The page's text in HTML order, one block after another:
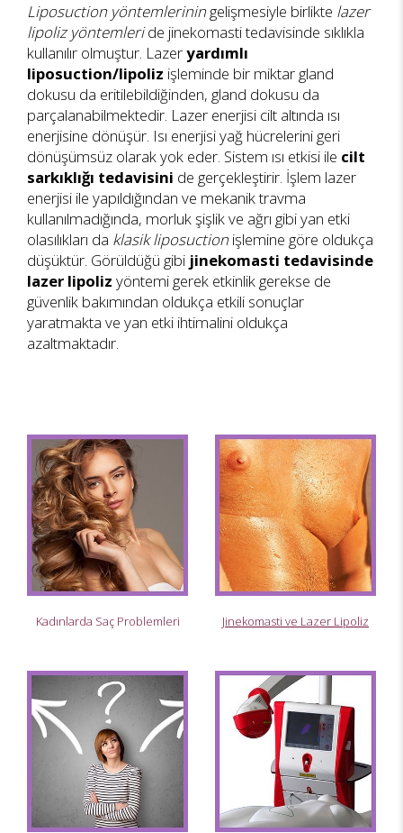
Liposuction yöntemlerinin gelişmesiyle birlikte lazer
lipoliz yöntemleride jinekomasti tedavisinde sıklıkla
kullanılır olmuştur. Lazeryardımlı
liposuction/lipoliz işleminde bir miktar gland
dokusu da eritilebildiğinden, gland dokusu da
parçalanabilmektedir. Lazer enerjisi cilt altında ısı
enerjisine dönüşür. Isı enerjisi yağ hücrelerini geri
dönüşümsüz olarak yok eder. Sistem ısı etkisi ile cilt
sarkıklığı tedavisini de gerçekleştirir. İşlem lazer
enerjisi ile yapıldığından ve mekanik travma
kullanılmadığında, morluk şişlik ve ağrı gibi yan etki
olasılıkları da klasik liposuction işlemine göre oldukça
düşüktür. Görüldüğü gibi jinekomasti tedavisinde
lazer lipoliz yöntemi gerek etkinlik gerekse de
güvenlik bakımından oldukça etkili sonuçlar
yaratmakta ve yan etki ihtimalini oldukça
azaltmaktadır.
Kadınlarda Saç Problemleri Jinekomasti ve Lazer Lipoliz